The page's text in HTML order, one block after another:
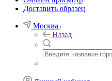
Доставить образец
Москва
Назад